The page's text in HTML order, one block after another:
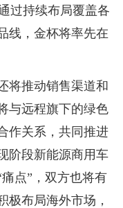
过持续布局覆盖各
线，金杯将率先在
将推动销售渠道和
与远程旗下的绿色
作关系，共同推进
阶段新能源商用车
点”，双方也将有
极布局海外市场，